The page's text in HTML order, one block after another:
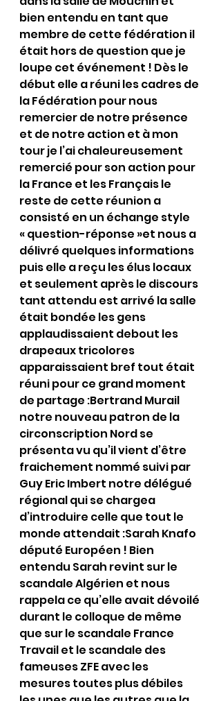
bien entendu en tant que
membre de cette fédération il
était hors de question que je
loupe cet événement ! Dès le
début elle a réuni les cadres de
la Fédération pour nous
remercier de notre présence
et de notre action et à mon
tour je l’ai chaleureusement
remercié pour son action pour
la France et les Français le
reste de cette réunion a
consisté en un échange style
« question-réponse »et nous a
délivré quelques informations
puis elle a reçu les élus locaux
et seulement après le discours
tant attendu est arrivé la salle
était bondée les gens
applaudissaient debout les
drapeaux tricolores
apparaissaient bref tout était
réuni pour ce grand moment
de partage :Bertrand Murail
notre nouveau patron de la
circonscription Nord se
présenta vu qu’il vient d’être
fraichement nommé suivi par
Guy Eric Imbert notre délégué
régional qui se chargea
d’introduire celle que tout le
monde attendait :Sarah Knafo
député Européen ! Bien
entendu Sarah revint sur le
scandale Algérien et nous
rappela ce qu’elle avait dévoilé
durant le colloque de même
que sur le scandale France
Travail et le scandale des
fameuses ZFE avec les
mesures toutes plus débiles